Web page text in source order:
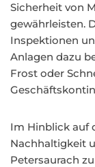
Sicherheit von
gewährleisten.
Inspektionen
Anlagen dazu
Frost oder
Im Hinblick auf
Nachhaltigkeit
Petersaurach